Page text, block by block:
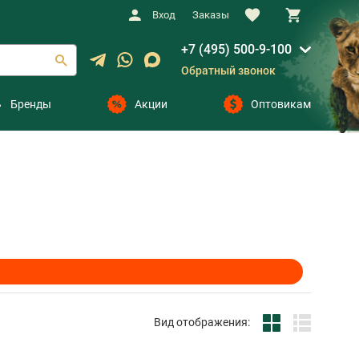
Вход Заказы
+7 (495) 500-9-100
Обратный звонок
Бренды Акции Оптовикам
Вид отображения: